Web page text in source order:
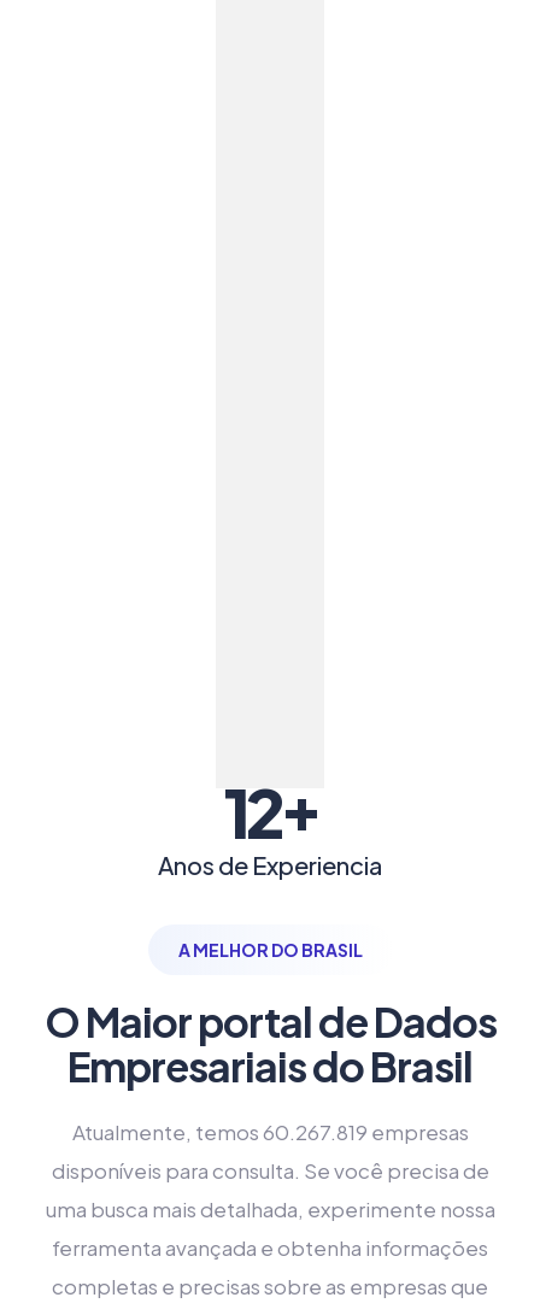
12+
Anos de Experiencia
A MELHOR DO BRASIL
O Maior portal de Dados
Empresariais do Brasil
Atualmente, temos 60.267.819 empresas
disponíveis para consulta. Se você precisa de
uma busca mais detalhada, experimente nossa
ferramenta avançada e obtenha informações
completas e precisas sobre as empresas que